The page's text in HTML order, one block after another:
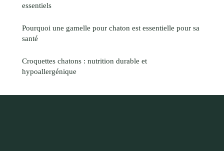
essentiels
Pourquoi une gamelle pour chaton est essentielle pour sa
santé
Croquettes chatons : nutrition durable et
hypoallergénique